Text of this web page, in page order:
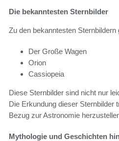
Die bekanntesten Sternbilder
Zu den bekanntesten Sternbildern
Der Große Wagen
Orion
Cassiopeia
Diese Sternbilder sind nicht nur
Die Erkundung dieser Sternbilder
Bezug zur Astronomie
Mythologie und Geschichten